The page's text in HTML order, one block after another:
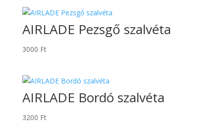
AIRLADE Pezsgő szalvéta
3000 Ft
AIRLADE Bordó szalvéta
3200 Ft